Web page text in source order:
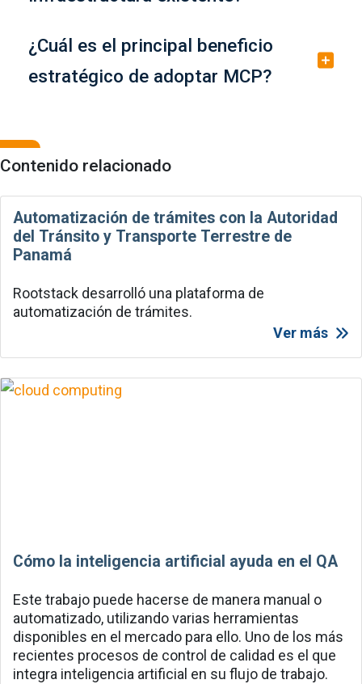
¿Cuál es el principal beneficio
estratégico de adoptar MCP?
Contenido relacionado
Automatización de trámites con la Autoridad
del Tránsito y Transporte Terrestre de
Panamá
Rootstack desarrolló una plataforma de
automatización de trámites.
Ver más
Cómo la inteligencia artificial ayuda en el QA
Este trabajo puede hacerse de manera manual o
automatizado, utilizando varias herramientas
disponibles en el mercado para ello. Uno de los más
recientes procesos de control de calidad es el que
integra inteligencia artificial en su flujo de trabajo.